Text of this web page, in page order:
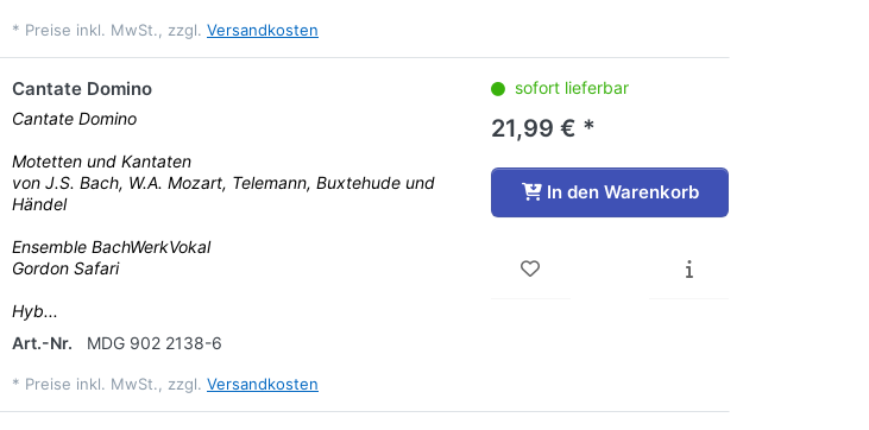
* Preise inkl. MwSt., zzgl. Versandkosten
Cantate Domino
Cantate Domino
Motetten und Kantaten
von J.S. Bach, W.A. Mozart, Telemann, Buxtehude und
Händel
Ensemble BachWerkVokal
Gordon Safari
Hyb...
Art.-Nr.
MDG 902 2138-6
* Preise inkl. MwSt., zzgl. Versandkosten
sofort lieferbar
21,99 € *
In den Warenkorb